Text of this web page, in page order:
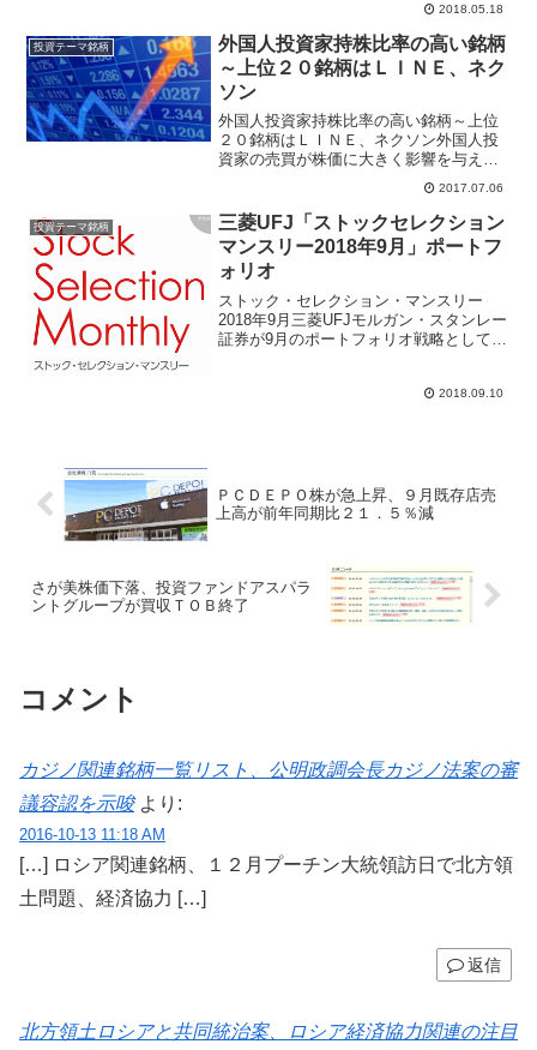
イントは、決算発表が大きな注目点、過
度の円高リ...
2018.05.18
投資テーマ銘柄
外国人投資家持株比率の高い銘柄
～上位２０銘柄はＬＩＮＥ、ネク
ソン
外国人投資家持株比率の高い銘柄～上位
２０銘柄はＬＩＮＥ、ネクソン外国人投
資家の売買が株価に大きく影響を与える
日本株、時価総額１０００億円以上で直
近の外国人持株比率上位ランキング２０
社は、ＬＩＮＥ、ネクソン、日本オラク
ルがＴＯＰ３だった。(a...
2017.07.06
投資テーマ銘柄
三菱UFJ「ストックセレクション
マンスリー2018年9月」ポートフ
ォリオ
ストック・セレクション・マンスリー
2018年9月三菱UFJモルガン・スタンレー
証券が9月のポートフォリオ戦略として、
するマーケットをタイムリーに対応する
2018.09.10
ＰＣＤＥＰＯ株が急上昇、９月既存店売
上高が前年同期比２１．５％減
さが美株価下落、投資ファンドアスパラ
ントグループが買収ＴＯＢ終了
コメント
カジノ関連銘柄一覧リスト、公明政調会長カジノ法案の審
議容認を示唆 より:
2016-10-13 11:18 AM
[…] ロシア関連銘柄、１２月プーチン大統領訪日で北方領
土問題、経済協力 […]
返信
北方領土ロシアと共同統治案、ロシア経済協力関連の注目